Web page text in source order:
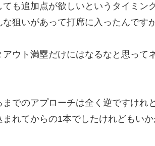
ても追加点が欲しいというタイミン
な狙いがあって打席に入ったんです
アウト満塁だけにはなるなと思っ
までのアプローチは全く逆ですけれ
まれてからの1本でしたけれどもいか